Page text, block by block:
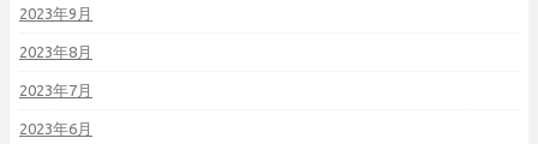
2023年9月
2023年8月
2023年7月
2023年6月